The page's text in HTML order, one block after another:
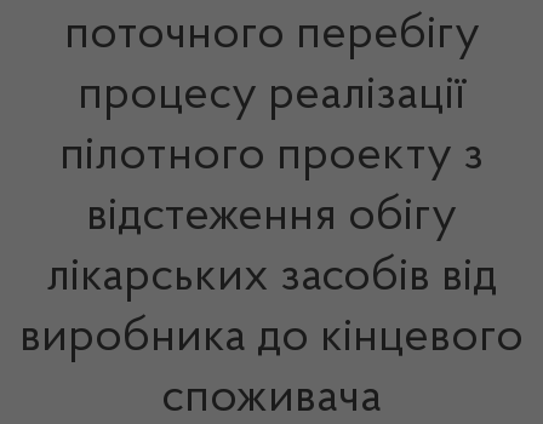
поточного перебігу
процесу реалізації
пілотного проекту з
відстеження обігу
лікарських засобів від
виробника до кінцевого
споживача